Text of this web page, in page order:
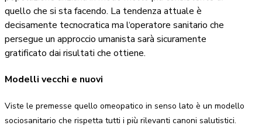
quello che si sta facendo. La tendenza attuale è
decisamente tecnocratica ma l‘operatore sanitario che
persegue un approccio umanista sarà sicuramente
gratificato dai risultati che ottiene.
Modelli vecchi e nuovi
Viste le premesse quello omeopatico in senso lato è un modello
sociosanitario che rispetta tutti i più rilevanti canoni salutistici.